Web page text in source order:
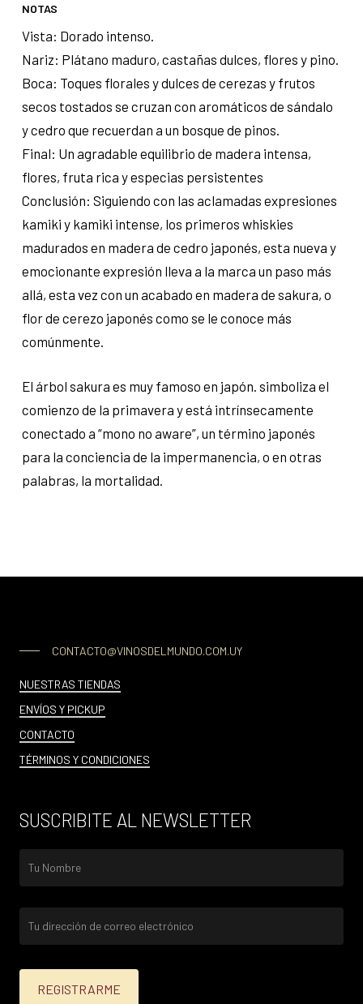
NOTAS
Vista: Dorado intenso.
Nariz: Plátano maduro, castañas dulces, flores y pino.
Boca: Toques florales y dulces de cerezas y frutos
secos tostados se cruzan con aromáticos de sándalo
y cedro que recuerdan a un bosque de pinos.
Final: Un agradable equilibrio de madera intensa,
flores, fruta rica y especias persistentes
Conclusión: Siguiendo con las aclamadas expresiones
kamiki y kamiki intense, los primeros whiskies
madurados en madera de cedro japonés, esta nueva y
emocionante expresión lleva a la marca un paso más
allá, esta vez con un acabado en madera de sakura, o
flor de cerezo japonés como se le conoce más
comúnmente.
El árbol sakura es muy famoso en japón. simboliza el
comienzo de la primavera y está intrínsecamente
conectado a “mono no aware”, un término japonés
para la conciencia de la impermanencia, o en otras
palabras, la mortalidad.
CONTACTO@VINOSDELMUNDO.COM.UY
NUESTRAS TIENDAS
ENVÍOS Y PICKUP
CONTACTO
TÉRMINOS Y CONDICIONES
SUSCRIBITE AL NEWSLETTER